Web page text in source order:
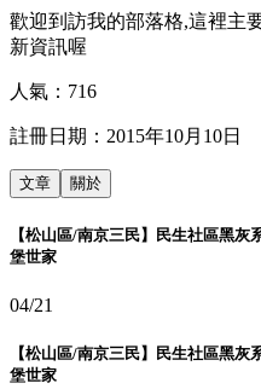
歡迎到訪我的部落格,這裡主
新資訊喔
人氣： 716
註冊日期： 2015年10月10日
文章 關於
【松山區/南京三民】民生社區黑
堡世家
04/21
【松山區/南京三民】民生社區黑
堡世家